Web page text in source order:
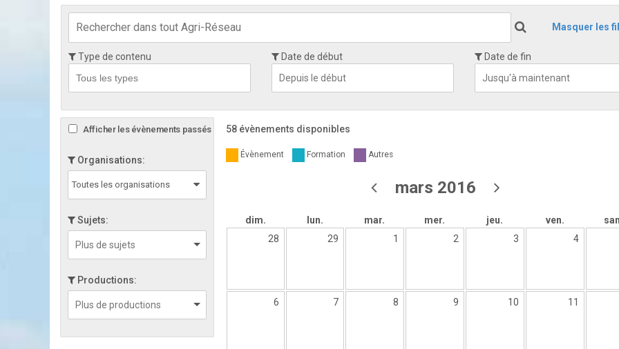
Masquer les
Type de contenu Date de début Date de fin
Afficher les évènements passés
Organisations:
Toutes les organisations
Sujets:
Productions:
58 évènements disponibles
Évènement Formation Autres
mars 2016
dim. lun. mar. mer. jeu. ven.
28
29 1 2 3 4
6 7 8 9 10 11